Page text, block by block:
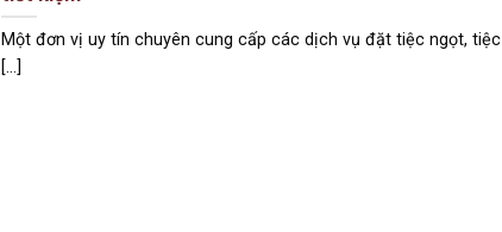
Một đơn vị uy tín chuyên cung cấp các dịch vụ đặt tiệc ngọt, tiệc
[...]